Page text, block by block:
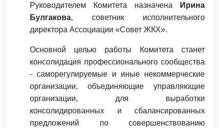
Руководителем Комитета назначена
Ирина
Булгакова, советник исполнительного
директора Ассоциации «Совет ЖКХ».
Основной целью работы Комитета станет
консолидация профессионального сообщества
- саморегулируемые и иные некоммерческие
организации, объединяющие управляющие
организации, для выработки
консолидированных и сбалансированных
предложений по совершенствованию